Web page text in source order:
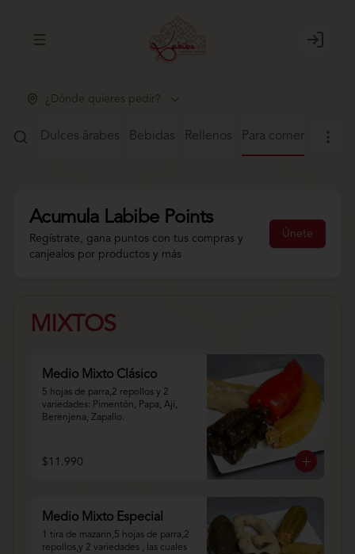
Abrir menu de navegación Login
¿Dónde quieres pedir?
Dulces árabes Bebidas Rellenos Para comer
Acumula Labibe Points
Regístrate, gana puntos con tus compras y
canjealos por productos y más
Únete
MIXTOS
Medio Mixto Clásico
5 hojas de parra,2 repollos y 2
variedades: Pimentón, Papa, Ají,
Berenjena, Zapallo.
$11.990
Medio Mixto Especial
1 tira de mazarin,5 hojas de parra,2
repollos,y 2 variedades , las cuales